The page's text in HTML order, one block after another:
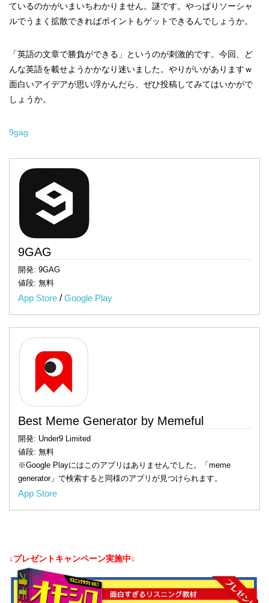
ているのかがいまいちわかりません。謎です。やっぱりソーシャ
ルでうまく拡散できればポイントもゲットできるんでしょうか。
「英語の文章で勝負ができる」というのが刺激的です。今回、ど
んな英語を載せようかかなり迷いました。やりがいがありますｗ
面白いアイデアが思い浮かんだら、ぜひ投稿してみてはいかがで
しょうか。
9gag
9GAG
開発: 9GAG
値段: 無料
App Store /Google Play
Best Meme Generator by Memeful
開発: Under9 Limited
値段: 無料
※Google Playにはこのアプリはありませんでした。「meme
generator」で検索すると同様のアプリが見つけられます。
App Store
↓プレゼントキャンペーン実施中↓